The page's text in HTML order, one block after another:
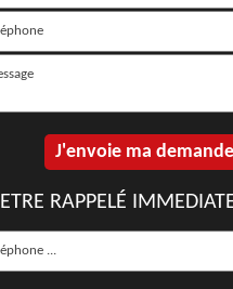
ETRE RAPPELÉ